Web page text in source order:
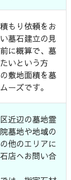
もり依頼をお
墓石建立の見
に概算で、墓
いという方
敷地面積を墓
ーズです。
近辺の墓地霊
墓地や地域の
他のエリアに
店へお問い合